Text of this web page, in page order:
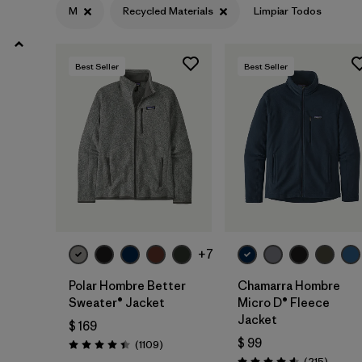
Características y procesos
Recycled Materials
Ripstop (3)
M Recycled Materials Limpiar Todos
Best Seller
+7
Polar Hombre Better
Sweater® Jacket
$ 169
Valoración: 4.4 / 5
(1109Comentarios
)
Best Seller
Chamarra Hombre
Micro D® Fleece
Jacket
$ 99